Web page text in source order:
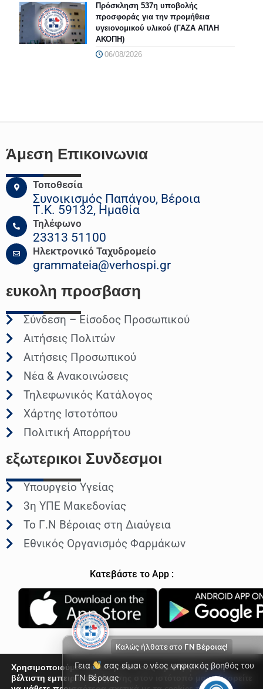
Πρόσκληση 537η υποβολής
προσφοράς για την προμήθεια
υγειονομικού υλικού (ΓΑΖΑ ΑΠΛΗ
ΑΚΟΠΗ)
06/08/2026
Άμεση Επικοινωνια
Τοποθεσία
Συνοικισμός Παπάγου, Βέροια
Τ.Κ. 59132, Ημαθία
Τηλέφωνο
23313 51100
Ηλεκτρονικό Ταχυδρομείο
grammateia@verhospi.gr
ευκολη προσβαση
Σύνδεση – Είσοδος Προσωπικού
Αιτήσεις Πολιτών
Αιτήσεις Προσωπικού
Νέα & Ανακοινώσεις
Τηλεφωνικός Κατάλογος
Χάρτης Ιστοτόπου
Πολιτική Απορρήτου
εξωτερικοι Συνδεσμοι
Υπουργείο Υγείας
3η ΥΠΕ Μακεδονίας
Το Γ.Ν Βέροιας στη Διαύγεια
Εθνικός Οργανισμός Φαρμάκων
Κατεβάστε το App :
Καλώς ήλθατε στο ΓΝ Βέροιας!
Γεια
σας είμαι ο νέος ψηφιακός βοηθός του
ΓΝ Βέροιας
Χρησιμοποιούμε cookies για να σας προσφέρουμε τη
βέλτιστη εμπειρία πλοήγησης στον ιστότοπό μας. Μπορείτε